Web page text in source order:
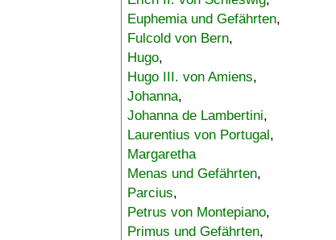
Euphemia und Gefährten,
Fulcold von Bern,
Hugo,
Hugo III. von Amiens,
Johanna,
Johanna de Lambertini,
Laurentius von Portugal,
Margaretha
Menas und Gefährten,
Parcius,
Petrus von Montepiano,
Primus und Gefährten,